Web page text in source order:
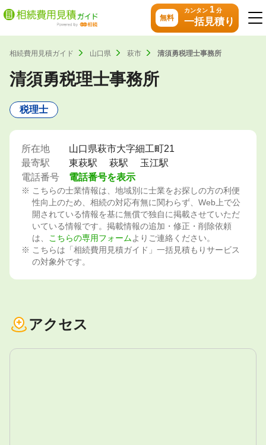
無料
カンタン 1分
一括見積り
相続費用見積ガイド 山口県 萩市 清須勇税理士事務所
清須勇税理士事務所
税理士
所在地
山口県萩市大字細工町21
最寄駅
東萩駅 萩駅
玉江駅
電話番号
電話番号を表示
こちらの士業情報は、地域別に士業をお探しの方の利便
性向上のため、相続の対応有無に関わらず、Web上で公
開されている情報を基に無償で独自に掲載させていただ
いている情報です。掲載情報の追加・修正・削除依頼
は、
こちらの専用フォームよりご連絡ください。
こちらは「相続費用見積ガイド」一括見積もりサービス
の対象外です。
アクセス